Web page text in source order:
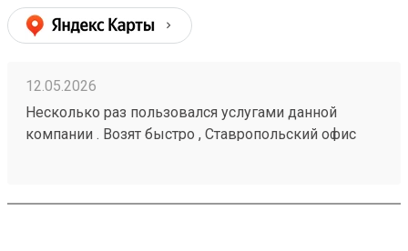
12.05.2026
Несколько раз пользовался услугами данной
компании . Возят быстро , Ставропольский офис
поддержки все решается . Заказ № 260425670